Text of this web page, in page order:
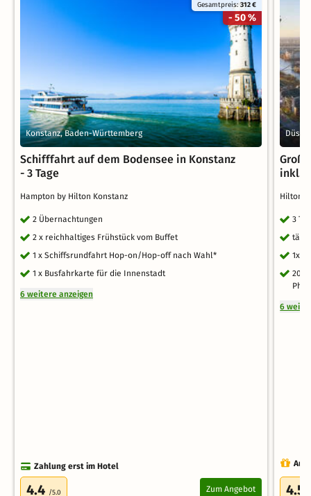
Gesamtpreis:312 €
- 50 %
Konstanz, Baden-Württemberg
Schifffahrt auf dem Bodensee in Konstanz
- 3 Tage
Hampton by Hilton Konstanz
2 Übernachtungen
2 x reichhaltiges Frühstück vom Buffet
1 x Schiffsrundfahrt Hop-on/Hop-off nach Wahl*
1 x Busfahrkarte für die Innenstadt
6 weitere anzeigen
Zahlung erst im Hotel
4.4 /5.0 Zum Angebot
inkl.
Hilton
3
1x
20
6
4.5